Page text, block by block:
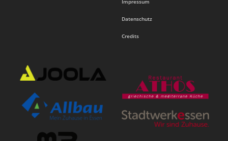
Datenschutz
Credits